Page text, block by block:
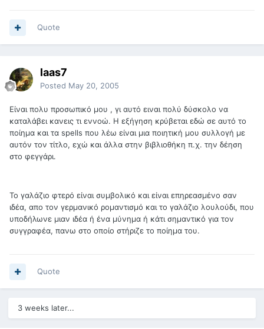
Quote
laas7
Posted May 20, 2005
Eίναι πολυ προσωπικό μου , γι αυτό ειναι πολύ δύσκολο να
καταλάβει κανεις τι εννοώ. Η εξήγηση κρύβεται εδώ σε αυτό το
ποίημα και τα spells που λέω είναι μια ποιητική μου συλλογή με
αυτόν τον τίτλο, εχώ και άλλα στην βιβλιοθήκη π.χ. την δέηση
στο φεγγάρι.
Το γαλάζιο φτερό είναι συμβολικό και είναι επηρεασμένο σαν
ιδέα, απο τον γερμανικό ρομαντισμό και το γαλάζιο λουλούδι, που
υποδήλωνε μιαν ιδέα ή ένα μύνημα ή κάτι σημαντικό για τον
συγγραφέα, πανω στο οποίο στήριζε το ποίημα του.
Quote
3 weeks later...